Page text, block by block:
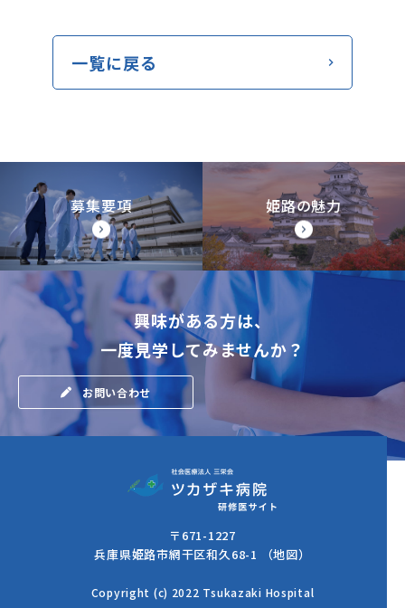
一覧に戻る
募集要項 姫路の魅力
興味がある方は、
一度見学してみませんか？
お問い合わせ
〒671-1227
兵庫県姫路市網干区和久68-1
（地図）
Copyright (c) 2022 Tsukazaki Hospital